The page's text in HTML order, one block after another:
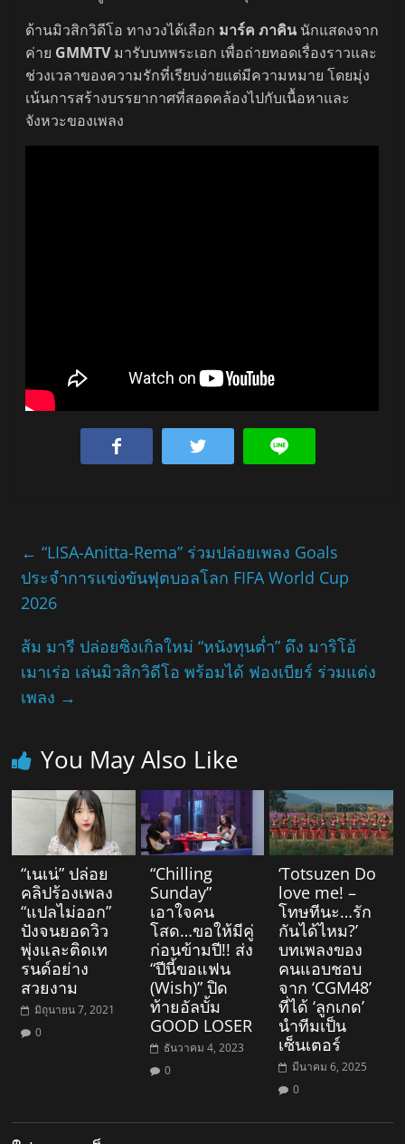
ด้านมิวสิกวิดีโอ ทางวงได้เลือก มาร์ค ภาคินนักแสดงจาก
ค่าย GMMTVมารับบทพระเอก เพื่อถ่ายทอดเรื่องราวและ
ช่วงเวลาของความรักที่เรียบง่ายแต่มีความหมาย โดยมุ่ง
เน้นการสร้างบรรยากาศที่สอดคล้องไปกับเนื้อหาและ
จังหวะของเพลง
← “LISA-Anitta-Rema” ร่วมปล่อยเพลง Goals
ประจำการแข่งขันฟุตบอลโลก FIFA World Cup
2026
ส้ม มารี ปล่อยซิงเกิลใหม่ “หนังทุนต่ำ” ดึง มาริโอ้
เมาเร่อ เล่นมิวสิกวิดีโอ พร้อมได้ ฟองเบียร์ ร่วมแต่ง
เพลง →
You May Also Like
“เนเน่” ปล่อย
คลิปร้องเพลง
“แปลไม่ออก”
ปังจนยอดวิว
พุ่งและติดเท
รนด์อย่าง
สวยงาม
มิถุนายน 7, 2021
0
“Chilling
Sunday”
เอาใจคน
โสด…ขอให้มีคู่
ก่อนข้ามปี!! ส่ง
“ปีนี้ขอแฟน
(Wish)” ปิด
ท้ายอัลบั้ม
GOOD LOSER
ธันวาคม 4, 2023
0
‘Totsuzen Do
love me! –
โทษทีนะ…รัก
กันได้ไหม?’
บทเพลงของ
คนแอบชอบ
จาก ‘CGM48’
ที่ได้ ‘ลูกเกด’
นำทีมเป็น
เซ็นเตอร์
มีนาคม 6, 2025
0